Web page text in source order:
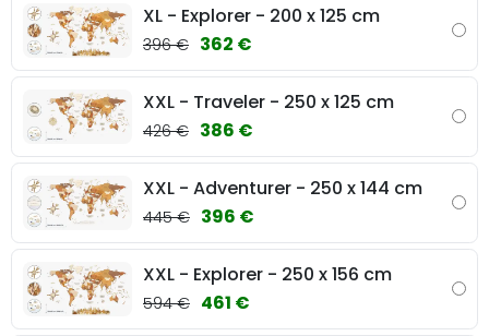
XL - Explorer - 200 x 125 cm
396 € 362 €
XXL - Traveler - 250 x 125 cm
426 € 386 €
XXL - Adventurer - 250 x 144 cm
445 € 396 €
XXL - Explorer - 250 x 156 cm
594 € 461 €